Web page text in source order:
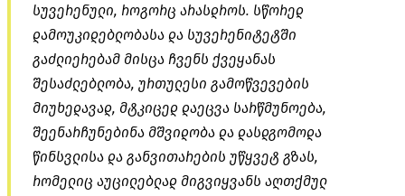
სუვერენული, როგორც არასდროს. სწორედ
დამოუკიდებლობასა და სუვერენიტეტში
გაძლიერებამ მისცა ჩვენს ქვეყანას
შესაძლებლობა, ურთულესი გამოწვევების
მიუხედავად, მტკიცედ დაეცვა სარწმუნოება,
შეენარჩუნებინა მშვიდობა და დასდგომოდა
წინსვლისა და განვითარების უწყვეტ გზას,
რომელიც აუცილებლად მიგვიყვანს აღთქმულ